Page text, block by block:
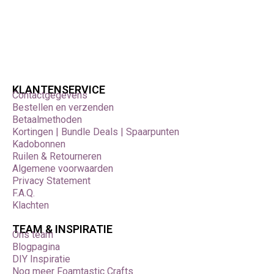
KLANTENSERVICE
Contactgegevens
Bestellen en verzenden
Betaalmethoden
Kortingen | Bundle Deals | Spaarpunten
Kadobonnen
Ruilen & Retourneren
Algemene voorwaarden
Privacy Statement
F.A.Q.
Klachten
TEAM & INSPIRATIE
Ons team
Blogpagina
DIY Inspiratie
Nog meer Foamtastic Crafts